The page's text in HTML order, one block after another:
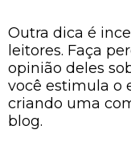
Outra dica é
leitores. Faça
opinião deles
você estimula o
criando uma
blog.